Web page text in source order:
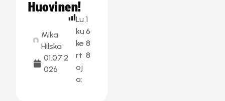
Huovinen!
Mika
Hilska
01.07.2
026
Lu
ku
ke
rt
oj
a:
1
6
8
8